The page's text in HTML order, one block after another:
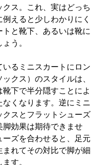
ス。これ、実はどっち
えると少しわかりにく
と靴下、あるいは靴に
う。
るミニスカートにロン
クス）のスタイルは、
下で半分隠すことによ
くなります。逆にミニ
クスとフラットシューズ
脚効果は期待できませ
ズを合わせると、足元
れてその対比で脚が細
す。